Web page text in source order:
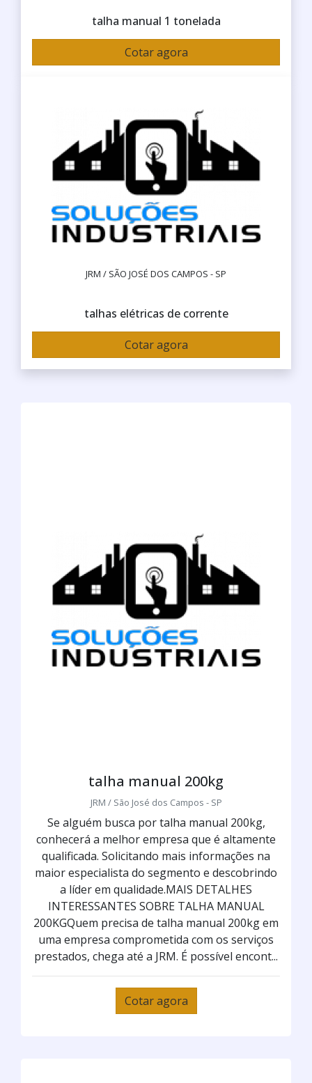
talha manual 1 tonelada
Cotar agora
JRM / SÃO JOSÉ DOS CAMPOS - SP
talhas elétricas de corrente
Cotar agora
talha manual 200kg
JRM / São José dos Campos - SP
Se alguém busca por talha manual 200kg,
conhecerá a melhor empresa que é altamente
qualificada. Solicitando mais informações na
maior especialista do segmento e descobrindo
a líder em qualidade.MAIS DETALHES
INTERESSANTES SOBRE TALHA MANUAL
200KGQuem precisa de talha manual 200kg em
uma empresa comprometida com os serviços
prestados, chega até a JRM. É possível encont...
Cotar agora